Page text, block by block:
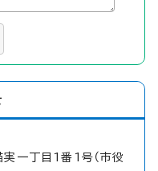
丁目1番1号（市役